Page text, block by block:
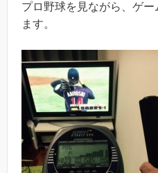
プロ野球を見ながら、ゲ
ます。